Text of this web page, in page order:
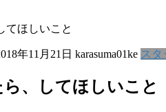
てほしいこと
年11月21日 karasuma01ke スタ
、してほしいこと